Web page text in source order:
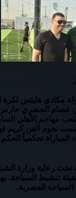
مكادي هايتس لكرة
عصام الحضري
مهاجم الأهلي
نجوم الفن كريم
تحكمياً
تحت رعاية وزارة
تنشيط السياحة،
المصرية.